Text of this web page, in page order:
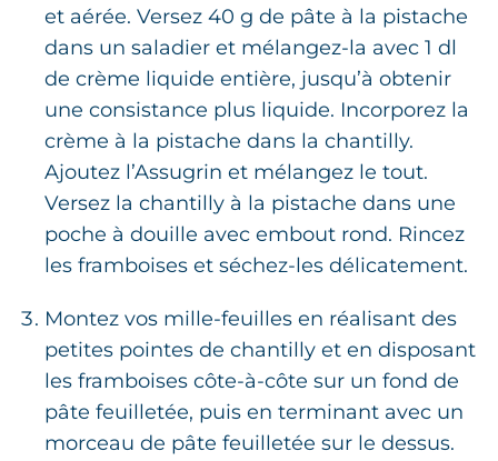
et aérée. Versez 40 g de pâte à la pistache
dans un saladier et mélangez-la avec 1 dl
de crème liquide entière, jusqu’à obtenir
une consistance plus liquide. Incorporez la
crème à la pistache dans la chantilly.
Ajoutez l’Assugrin et mélangez le tout.
Versez la chantilly à la pistache dans une
poche à douille avec embout rond. Rincez
les framboises et séchez-les délicatement.
Montez vos mille-feuilles en réalisant des
petites pointes de chantilly et en disposant
les framboises côte-à-côte sur un fond de
pâte feuilletée, puis en terminant avec un
morceau de pâte feuilletée sur le dessus.